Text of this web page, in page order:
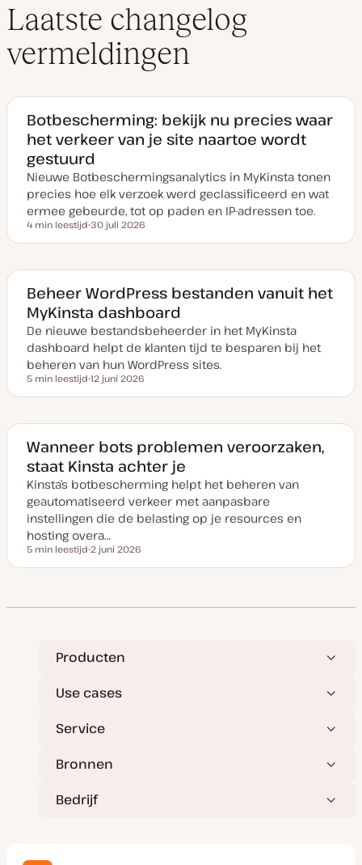
Laatste changelog
vermeldingen
Botbescherming: bekijk nu precies waar
het verkeer van je site naartoe wordt
gestuurd
Nieuwe Botbeschermingsanalytics in MyKinsta tonen
precies hoe elk verzoek werd geclassificeerd en wat
ermee gebeurde, tot op paden en IP-adressen toe.
Leestijd
4 min leestijd
a
v
a
n
u
p
a
t
e
30 juli 2026
Beheer WordPress bestanden vanuit het
MyKinsta dashboard
De nieuwe bestandsbeheerder in het MyKinsta
dashboard helpt de klanten tijd te besparen bij het
beheren van hun WordPress sites.
Leestijd
5 min leestijd
a
a
n
u
p
a
t
e
12 juni 2026
Wanneer bots problemen veroorzaken,
staat Kinsta achter je
Kinsta’s botbescherming helpt het beheren van
geautomatiseerd verkeer met aanpasbare
instellingen die de belasting op je resources en
hosting overa…
Leestijd
5 min leestijd
a
v
p
d
e
2 juni 2026
Producten
Use cases
Service
Bronnen
Bedrijf